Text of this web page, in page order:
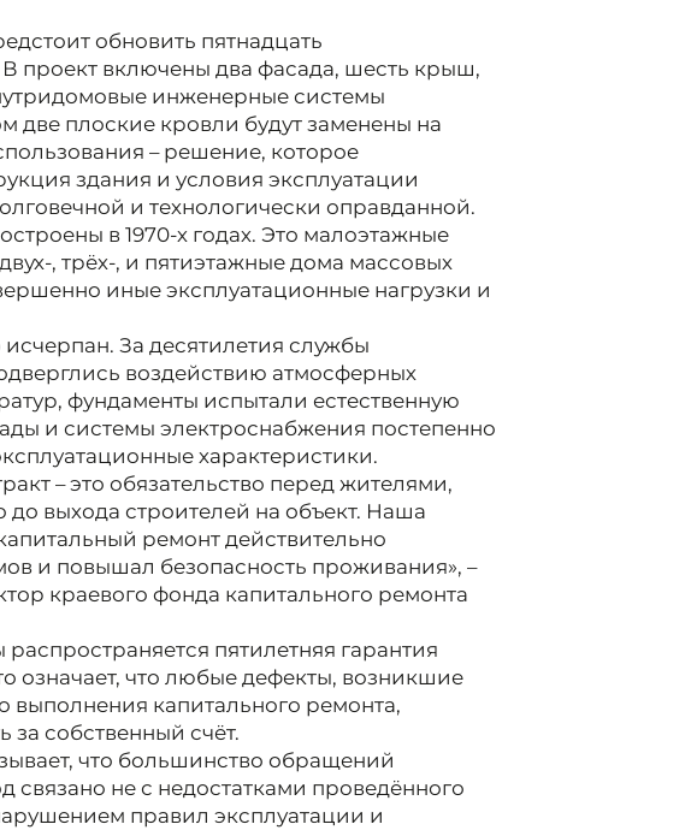
обновить пятнадцать
В проект включены два фасада, шесть крыш,
инженерные системы
две плоские кровли будут заменены на
– решение, которое
здания и условия эксплуатации
и технологически оправданной.
в 1970-х годах. Это малоэтажные
, трёх-, и пятиэтажные дома массовых
иные эксплуатационные нагрузки и
За десятилетия службы
воздействию атмосферных
фундаменты испытали естественную
и системы электроснабжения постепенно
характеристики.
– это обязательство перед жителями,
до выхода строителей на объект. Наша
ремонт действительно
и повышал безопасность проживания», –
краевого фонда капитального ремонта
пятилетняя гарантия
означает, что любые дефекты, возникшие
выполнения капитального ремонта,
за собственный счёт.
что большинство обращений
связано не с недостатками проведённого
правил эксплуатации и